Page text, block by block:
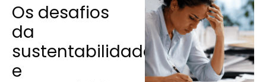
Os desafios
da
sustentabilidade
e